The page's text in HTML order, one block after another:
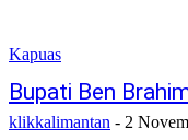
Kapuas
Bupati Ben
klikkalimantan - 2